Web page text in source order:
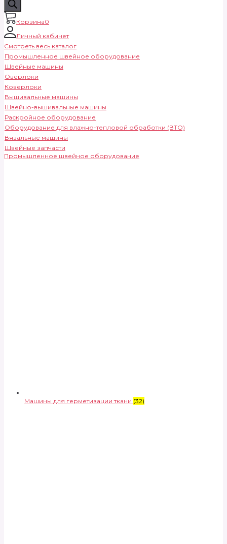
Корзина0
Личный кабинет
Смотреть весь каталог
Промышленное швейное оборудование
Швейные машины
Оверлоки
Коверлоки
Вышивальные машины
Швейно-вышивальные машины
Раскройное оборудование
Оборудование для влажно-тепловой обработки (ВТО)
Вязальные машины
Швейные запчасти
Промышленное швейное оборудование
Машины для герметизации ткани (32)